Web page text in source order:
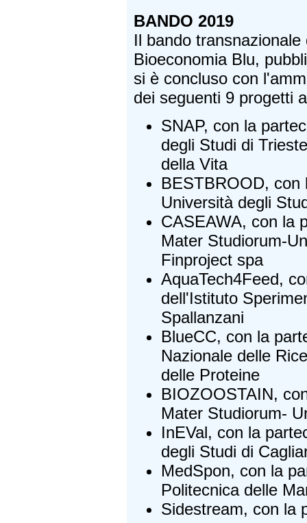
BANDO 2019
Il bando
Bioeconomia Blu,
si è concluso con
dei seguenti 9 progetti
SNAP, con la
degli Studi di
della Vita
BESTBROOD, con
Università degli
CASEAWA, con la
Mater Studiorum-
Finproject spa
AquaTech4Feed,
dell'Istituto
Spallanzani
BlueCC, con la
Nazionale delle
delle Proteine
BIOZOOSTAIN,
Mater Studiorum-
InEVal, con la
degli Studi di
MedSpon, con la
Politecnica delle
Sidestream, con la